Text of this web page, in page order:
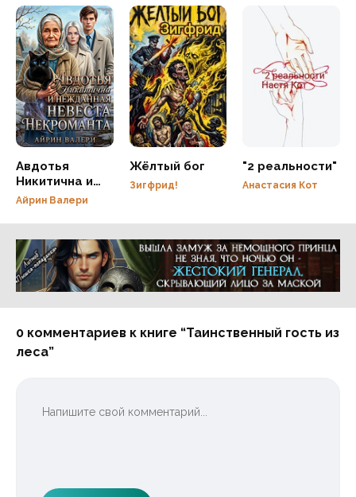
Авдотья
Никитична и
нежданная
некроманта
Айрин Валери
Жёлтый бог
Зигфрид!
"2 реальности"
Анастасия Кот
Реклама 16+ АО «ЛитГород»
0 комментариев к книге “Таинственный гость из
леса”